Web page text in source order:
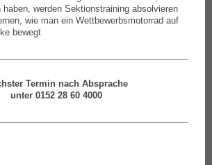
haben, werden Sektionstraining absolvieren
wie man ein Wettbewerbsmotorrad auf
bewegt
Termin nach Absprache
unter 0152 28 60 4000